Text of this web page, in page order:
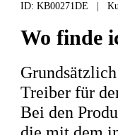
ID: KB00271DE |
Wo finde
Treiber für
Bei den